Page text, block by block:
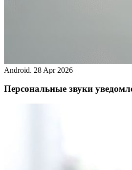
Android. 28 Apr 2026
Персональные звуки